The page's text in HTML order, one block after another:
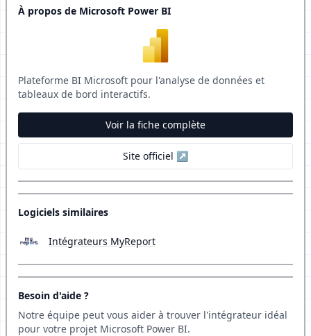
À propos de Microsoft Power BI
Plateforme BI Microsoft pour l'analyse de données et
tableaux de bord interactifs.
Voir la fiche complète
Site officiel ↗
Logiciels similaires
Intégrateurs MyReport
Besoin d'aide ?
Notre équipe peut vous aider à trouver l'intégrateur idéal
pour votre projet Microsoft Power BI.